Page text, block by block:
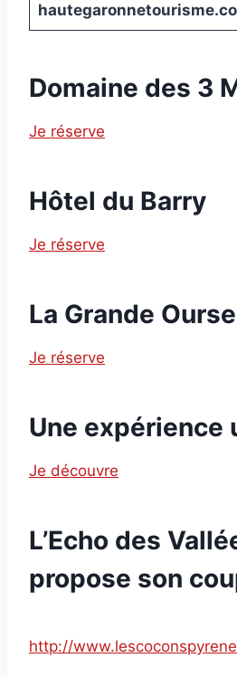
Domaine des 3
Je réserve
Hôtel du Barry
Je réserve
La Grande Ourse
Je réserve
Une expérience
Je découvre
L’Echo des
propose son
http://